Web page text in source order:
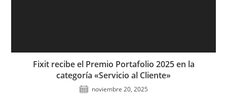
Fixit recibe el Premio Portafolio 2025 en la
categoría «Servicio al Cliente»
noviembre 20, 2025